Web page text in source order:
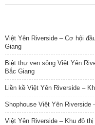
Việt Yên Riverside – Cơ hội
Giang
Biệt thự ven sông Việt Yên
Bắc Giang
Liền kề Việt Yên Riverside –
Shophouse Việt Yên
Việt Yên Riverside – Khu đô